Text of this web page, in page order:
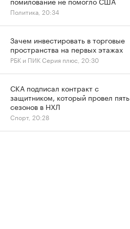
Политика, 20:34
Зачем инвестировать в торговые
пространства на первых этажах
РБК и ПИК Серия плюс, 20:30
СКА подписал контракт с
защитником, который провел пять
сезонов в НХЛ
Спорт, 20:28